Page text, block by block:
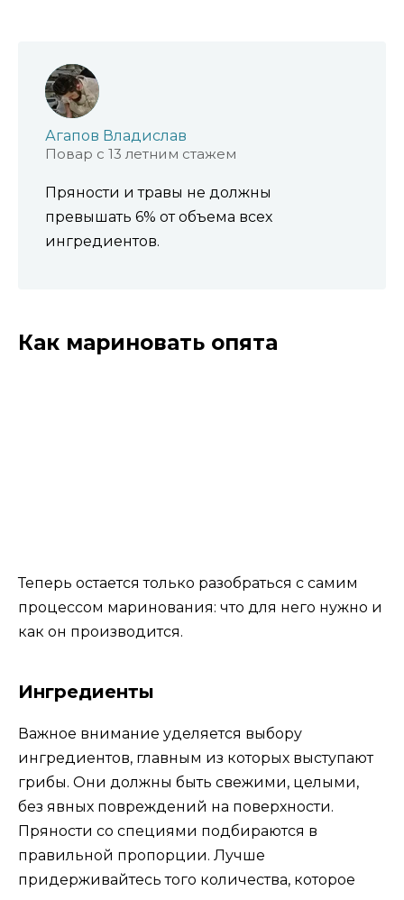
Агапов Владислав
Повар с 13 летним стажем
Пряности и травы не должны
превышать 6% от объема всех
ингредиентов.
Как мариновать опята
Теперь остается только разобраться с самим
процессом маринования: что для него нужно и
как он производится.
Ингредиенты
Важное внимание уделяется выбору
ингредиентов, главным из которых выступают
грибы. Они должны быть свежими, целыми,
без явных повреждений на поверхности.
Пряности со специями подбираются в
правильной пропорции. Лучше
придерживайтесь того количества, которое